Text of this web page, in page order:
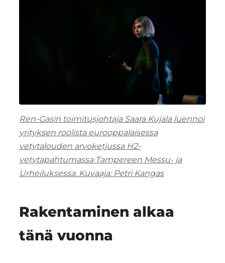
Ren-Gasin toimitusjohtaja Saara Kujala luennoi
yrityksen roolista eurooppalaisessa
vetytalouden arvoketjussa H2-
vetytapahtumassa Tampereen Messu- ja
Urheiluksessa. Kuvaaja: Petri Kangas
Rakentaminen alkaa
tänä vuonna